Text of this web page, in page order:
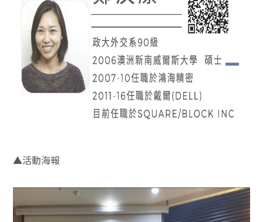
▲活動海報